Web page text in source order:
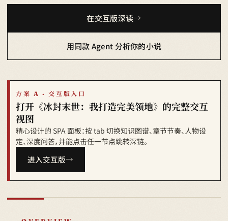
在交互版深读
用同款 Agent 分析你的小说
方案 A · 交互版入口
打开《冰封末世：我打造完美领地》的完整交互
视图
精心设计的 SPA 面板：按 tab 切换知识图谱、章节节奏、人物设
定、深度问答，并能点击任一节点跳转深链。
进入交互版